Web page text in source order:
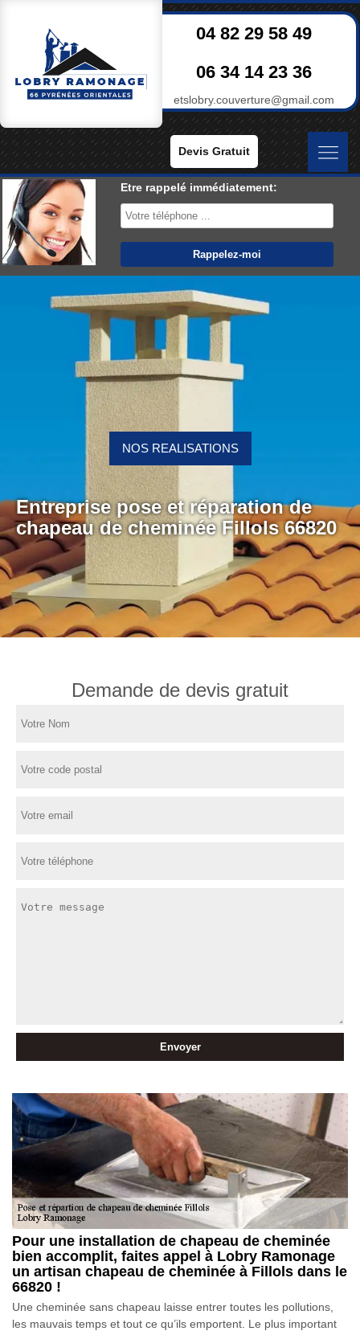
04 82 29 58 49
06 34 14 23 36
etslobry.couverture@gmail.com
Devis Gratuit
Etre rappelé immédiatement:
Entreprise pose et réparation de
chapeau de cheminée Fillols 66820
NOS REALISATIONS
Demande de devis gratuit
Pour une installation de chapeau de cheminée
bien accomplit, faites appel à Lobry Ramonage
un artisan chapeau de cheminée à Fillols dans le
66820 !
Une cheminée sans chapeau laisse entrer toutes les pollutions,
les mauvais temps et tout ce qu’ils emportent. Le plus important